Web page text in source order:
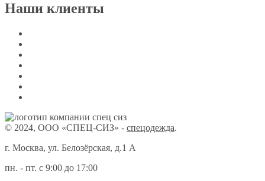
Наши клиенты
© 2024, ООО «СПЕЦ-СИЗ» - спецодежда.
г. Москва, ул. Белозёрская, д.1 А
пн. - пт. с 9:00 до 17:00